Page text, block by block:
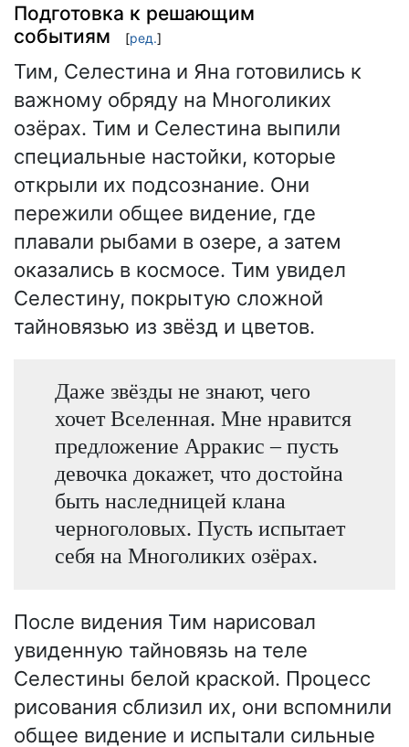
Подготовка к решающим
событиям
[ред.]
Тим, Селестина и Яна готовились к
важному обряду на Многоликих
озёрах. Тим и Селестина выпили
специальные настойки, которые
открыли их подсознание. Они
пережили общее видение, где
плавали рыбами в озере, а затем
оказались в космосе. Тим увидел
Селестину, покрытую сложной
тайновязью из звёзд и цветов.
Даже звёзды не знают, чего
хочет Вселенная. Мне нравится
предложение Арракис – пусть
девочка докажет, что достойна
быть наследницей клана
черноголовых. Пусть испытает
себя на Многоликих озёрах.
После видения Тим нарисовал
увиденную тайновязь на теле
Селестины белой краской. Процесс
рисования сблизил их, они вспомнили
общее видение и испытали сильные